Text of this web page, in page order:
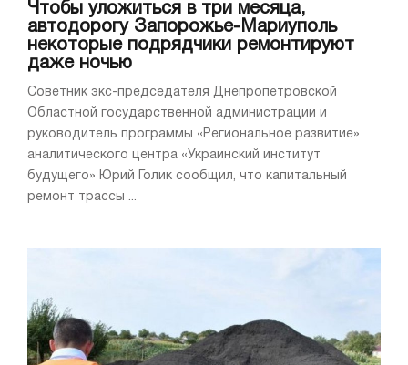
Чтобы уложиться в три месяца,
автодорогу Запорожье-Мариуполь
некоторые подрядчики ремонтируют
даже ночью
Советник экс-председателя Днепропетровской
Областной государственной администрации и
руководитель программы «Региональное развитие»
аналитического центра «Украинский институт
будущего» Юрий Голик сообщил, что капитальный
ремонт трассы ...